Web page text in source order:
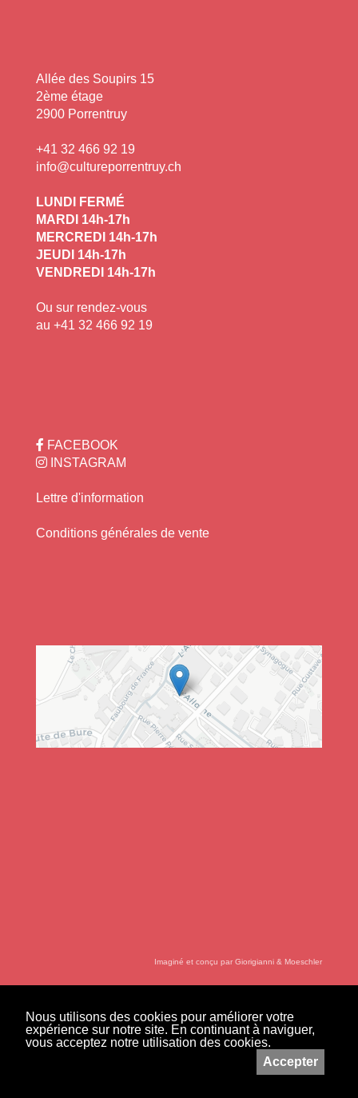
Nous utilisons des cookies pour améliorer votre
expérience sur notre site. En continuant à naviguer,
vous acceptez notre utilisation des cookies.
Accepter
+
−
Allée des Soupirs 15
2ème étage
2900 Porrentruy
+41 32 466 92 19
info@cultureporrentruy.ch
LUNDI FERMÉ
MARDI 14h-17h
MERCREDI 14h-17h
JEUDI 14h-17h
VENDREDI 14h-17h
Ou sur rendez-vous
au +41 32 466 92 19
FACEBOOK
INSTAGRAM
Lettre d'information
Conditions générales de vente
Imaginé et conçu parGiorigianni & Moeschler